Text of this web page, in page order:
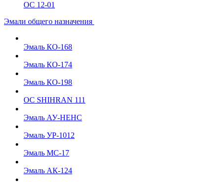
ОС 12-01
Эмали общего назначения
Эмаль КО-168
Эмаль КО-174
Эмаль КО-198
ОС SHIHRAN 111
Эмаль АУ-НЕНС
Эмаль УР-1012
Эмаль МС-17
Эмаль АК-124